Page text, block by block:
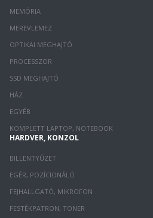
MEMÓRIA
MEREVLEMEZ
OPTIKAI MEGHAJTÓ
PROCESSZOR
SSD MEGHAJTÓ
HÁZ
EGYÉB
KOMPLETT LAPTOP, NOTEBOOK
HARDVER, KONZOL
BILLENTYŰZET
EGÉR, POZÍCIONÁLÓ
FEJHALLGATÓ, MIKROFON
FESTÉKPATRON, TONER